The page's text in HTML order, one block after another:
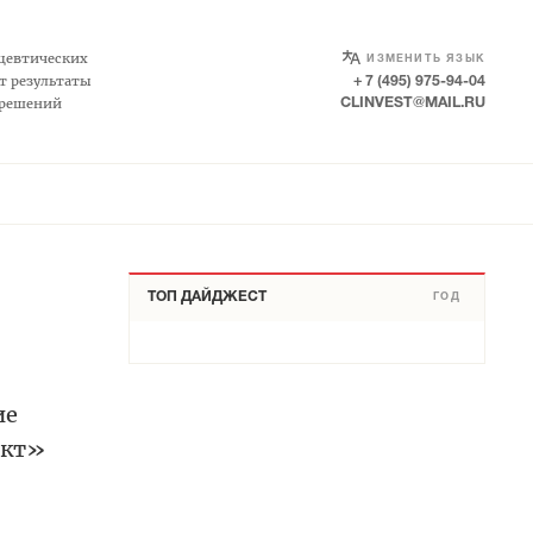
результаты
ИЗМЕНИТЬ ЯЗЫК
SELECT LANGUAGE
+ 7 (495) 975-94-04
CLINVEST@MAIL.RU
ТОП ДАЙДЖЕСТ ГОД